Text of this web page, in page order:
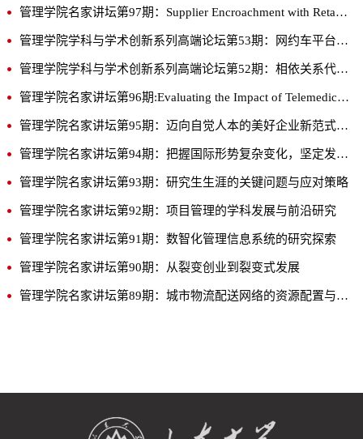
管理学院名家讲坛第97期：Supplier Encroachment with Retailer Partial Upstream Ownership
管理学院学科与学术创新系列高端论坛第53期：网约车平台接入巡游出租车：按需城市出行生态治理研究
管理学院学科与学术创新系列高端论坛第52期：相依关系代价：前置仓的品类与库存优化设计
管理学院名家讲坛第96期:Evaluating the Impact of Telemedicine Services on Community Health: A County-Level Analysis
管理学院名家讲坛第95期：迈向自觉人本的美好企业新范式-从HW-BLM透视胖东来的成功模式及理论启示
管理学院名家讲坛第94期：把握国际形势复杂变化，坚定发展外向型经济
管理学院名家讲坛第93期：研究生生涯的关键问题与应对策略
管理学院名家讲坛第92期：项目管理的学科发展与前沿研究
管理学院名家讲坛第91期：数智化管理信息系统的研究探索
管理学院名家讲坛第90期：从裂变创业到裂变式发展
管理学院名家讲坛第89期：城市物流配送网络的资源配置与数智化协同调度问题研究